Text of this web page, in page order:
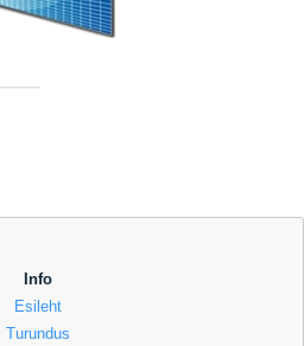
Info
Esileht
Turundus